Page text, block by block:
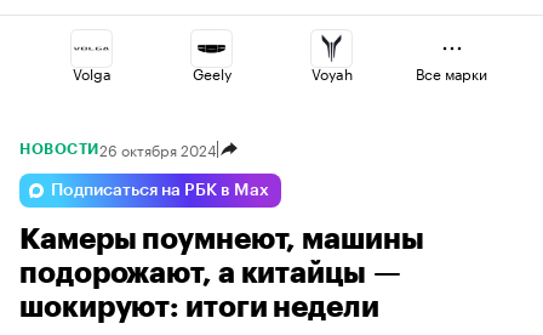
Volga Geely Voyah
Jaecoo Omoda
Lada Changan Haval
Все марки
НОВОСТИ 26 октября 2024
Подписаться на РБК в Max
Камеры поумнеют, машины
подорожают, а китайцы —
шокируют: итоги недели